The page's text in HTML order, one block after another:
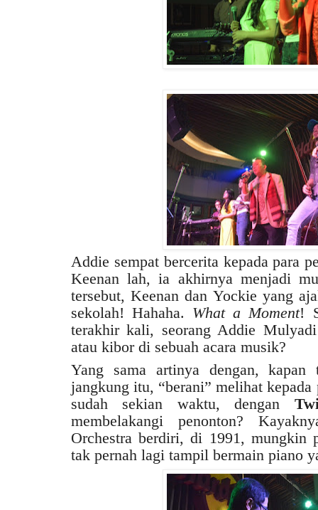
Addie sempat bercerita kepada para
Keenan lah, ia akhirnya menjadi
tersebut, Keenan dan Yockie yang
sekolah! Hahaha. What a Moment!
terakhir kali, seorang Addie
atau kibor di sebuah acara musik?
Yang sama artinya dengan,
jangkung itu, “berani” melihat
sudah sekian waktu, dengan
membelakangi penonton?
Orchestra berdiri, di 1991, mungkin
tak pernah lagi tampil bermain piano